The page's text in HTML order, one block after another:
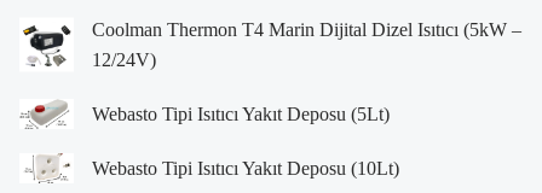
Coolman Thermon T4 Marin Dijital Dizel Isıtıcı (5kW –
12/24V)
Webasto Tipi Isıtıcı Yakıt Deposu (5Lt)
Webasto Tipi Isıtıcı Yakıt Deposu (10Lt)